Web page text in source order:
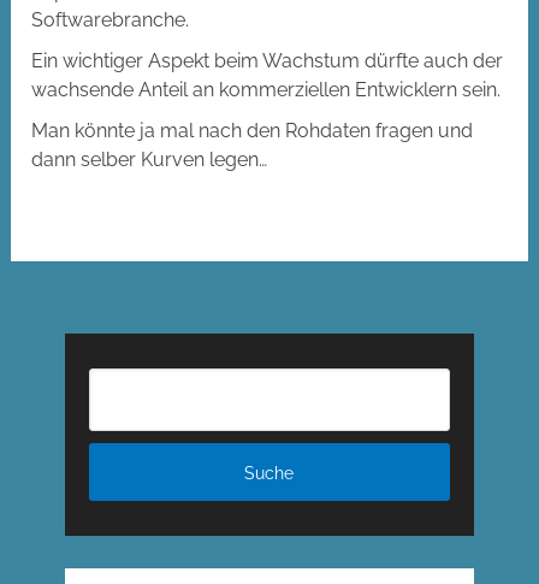
Softwarebranche.
Ein wichtiger Aspekt beim Wachstum dürfte auch der
wachsende Anteil an kommerziellen Entwicklern sein.
Man könnte ja mal nach den Rohdaten fragen und
dann selber Kurven legen…